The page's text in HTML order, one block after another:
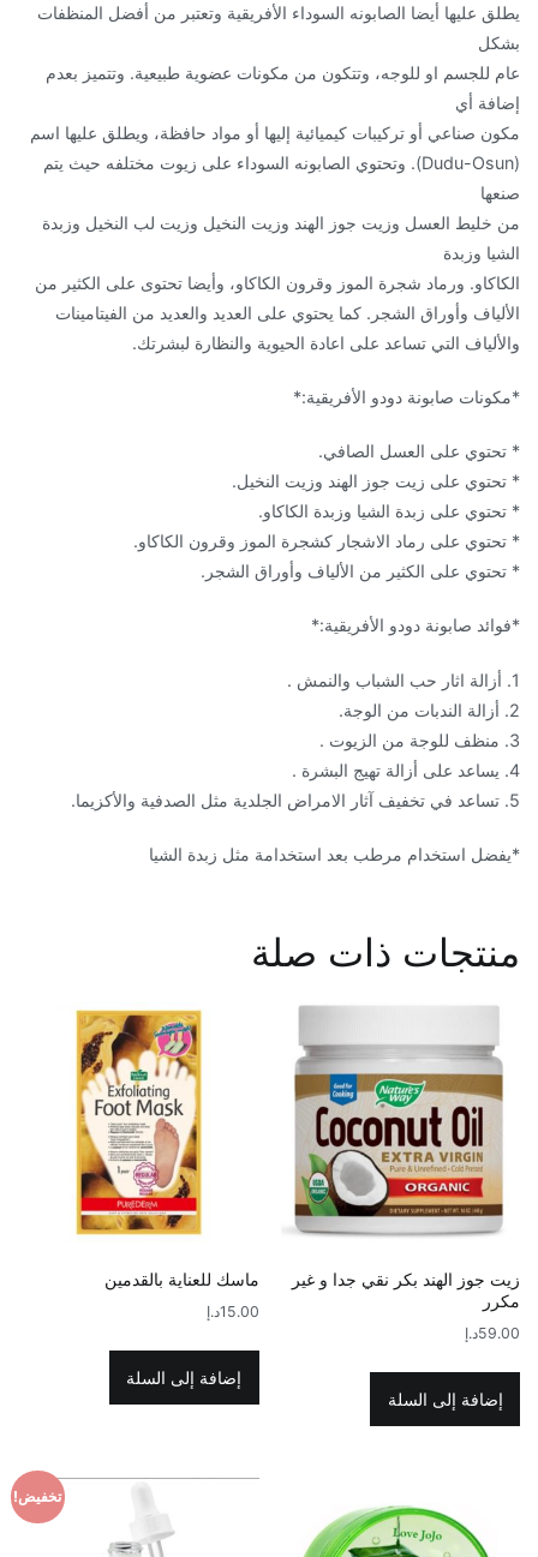
يطلق عليها أيضا الصابونه السوداء الأفريقية وتعتبر من أفضل المنظفات
بشكل
عام للجسم او للوجه، وتتكون من مكونات عضوية طبيعية. وتتميز بعدم
إضافة أي
مكون صناعي أو تركيبات كيميائية إليها أو مواد حافظة، ويطلق عليها اسم
(Dudu-Osun). وتحتوي الصابونه السوداء على زيوت مختلفه حيث يتم
صنعها
من خليط العسل وزيت جوز الهند وزيت النخيل وزيت لب النخيل وزبدة
الشيا وزبدة
الكاكاو. ورماد شجرة الموز وقرون الكاكاو، وأيضا تحتوى على الكثير من
الألياف وأوراق الشجر. كما يحتوي على العديد والعديد من الفيتامينات
والألياف التي تساعد على اعادة الحيوية والنظارة لبشرتك.
*مكونات صابونة دودو الأفريقية:*
* تحتوي على العسل الصافي.
* تحتوي على زيت جوز الهند وزيت النخيل.
* تحتوي على زبدة الشيا وزبدة الكاكاو.
* تحتوي على رماد الاشجار كشجرة الموز وقرون الكاكاو.
* تحتوي على الكثير من الألياف وأوراق الشجر.
*فوائد صابونة دودو الأفريقية:*
1. أزالة اثار حب الشباب والنمش .
2. أزالة الندبات من الوجة.
3. منظف للوجة من الزيوت .
4. يساعد على أزالة تهيج البشرة .
5. تساعد في تخفيف آثار الامراض الجلدية مثل الصدفية والأكزيما.
*يفضل استخدام مرطب بعد استخدامة مثل زبدة الشيا
منتجات ذات صلة
زيت جوز الهند بكر نقي جدا و غير
مكرر
59.00د.إ
إضافة إلى السلة
ماسك للعناية بالقدمين
15.00د.إ
إضافة إلى السلة
تخفيض!